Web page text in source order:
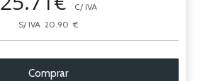
C/ IVA
S/ IVA 20.90 €
Comprar